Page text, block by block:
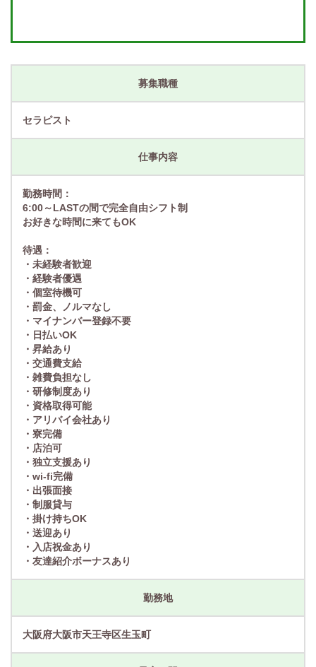
募集職種
セラピスト
仕事内容
勤務時間：
6:00～LASTの間で完全自由シフト制
お好きな時間に来てもOK
待遇：
・未経験者歓迎
・経験者優遇
・個室待機可
・罰金、ノルマなし
・マイナンバー登録不要
・日払いOK
・昇給あり
・交通費支給
・雑費負担なし
・研修制度あり
・資格取得可能
・アリバイ会社あり
・寮完備
・店泊可
・独立支援あり
・wi-fi完備
・出張面接
・制服貸与
・掛け持ちOK
・送迎あり
・入店祝金あり
・友達紹介ボーナスあり
勤務地
大阪府大阪市天王寺区生玉町